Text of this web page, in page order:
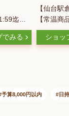
迄】
い 16袋
餅 お菓
お土産
でみる
【仙台駅
【常温商
モナカ本
カ30個
ント のし
ショッ
予算8,000円以内 日